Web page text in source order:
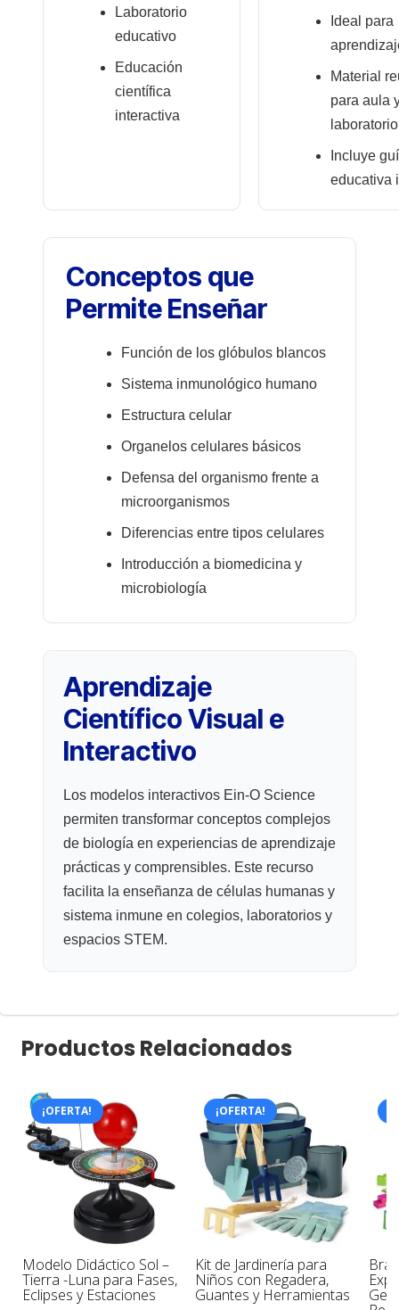
Laboratorio
educativo
Educación
científica
interactiva
Ideal para
Material
para aula
laboratorio
Incluye
educativa
Conceptos que
Permite Enseñar
Función de los glóbulos blancos
Sistema inmunológico humano
Estructura celular
Organelos celulares básicos
Defensa del organismo frente a
microorganismos
Diferencias entre tipos celulares
Introducción a biomedicina y
microbiología
Aprendizaje
Científico Visual e
Interactivo
Los modelos interactivos Ein-O Science
permiten transformar conceptos complejos
de biología en experiencias de aprendizaje
prácticas y comprensibles. Este recurso
facilita la enseñanza de células humanas y
sistema inmune en colegios, laboratorios y
espacios STEM.
Productos Relacionados
¡OFERTA!
Modelo Didáctico Sol –
Tierra -Luna para Fases,
Eclipses y Estaciones
¡OFERTA!
Kit de Jardinería para
Niños con Regadera,
Guantes y Herramientas